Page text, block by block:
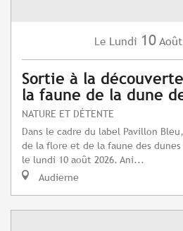
Le Lundi 10 Août
Sortie à la
la faune de la dune
NATURE ET DÉTENTE
Dans le cadre du label Pavillon
de la flore et de la faune des dunes
le lundi 10 août 2026. Ani...
Audierne